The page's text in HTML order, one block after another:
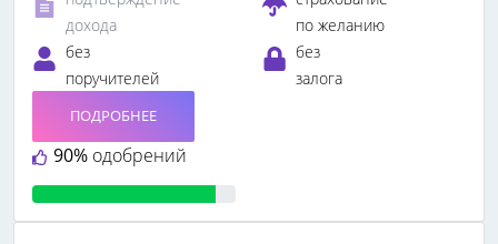
дохода
по желанию
без
поручителей
без
залога
90% одобрений
ПОДРОБНЕЕ